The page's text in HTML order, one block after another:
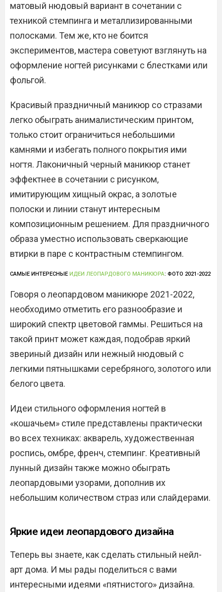
матовый нюдовый вариант в сочетании с
техникой стемпинга и металлизированными
полосками. Тем же, кто не боится
экспериментов, мастера советуют взглянуть на
оформление ногтей рисунками с блестками или
фольгой.
Красивый праздничный маникюр со стразами
легко обыграть анималистическим принтом,
только стоит ограничиться небольшими
камнями и избегать полного покрытия ими
ногтя. Лаконичный черный маникюр станет
эффектнее в сочетании с рисунком,
имитирующим хищный окрас, а золотые
полоски и линии станут интересным
композиционным решением. Для праздничного
образа уместно использовать сверкающие
втирки в паре с контрастным стемпингом.
САМЫЕ ИНТЕРЕСНЫЕ ИДЕИ ЛЕОПАРДОВОГО МАНИКЮРА: ФОТО 2021-2022
Говоря о леопардовом маникюре 2021-2022,
необходимо отметить его разнообразие и
широкий спектр цветовой гаммы. Решиться на
такой принт может каждая, подобрав яркий
звериный дизайн или нежный нюдовый с
легкими пятнышками серебряного, золотого или
белого цвета.
Идеи стильного оформления ногтей в
«кошачьем» стиле представлены практически
во всех техниках: акварель, художественная
роспись, омбре, френч, стемпинг. Креативный
лунный дизайн также можно обыграть
леопардовыми узорами, дополнив их
небольшим количеством страз или слайдерами.
Яркие идеи леопардового дизайна
Теперь вы знаете, как сделать стильный нейл-
арт дома. И мы рады поделиться с вами
интересными идеями «пятнистого» дизайна.